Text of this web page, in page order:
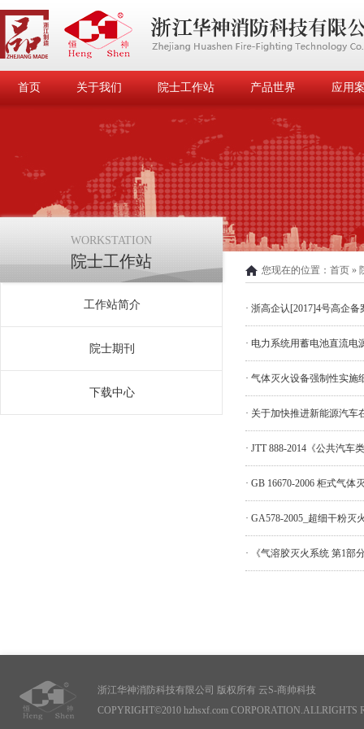
首页 关于我们 院士工作站 产品世界 应用
WORKSTATION
院士工作站
工作站简介
院士期刊
下载中心
您现在的位置： 首页 »
· 浙高企认[2017]4号高企备
· 电力系统用蓄电池直流
· 气体灭火设备强制性实施
· 关于加快推进新能源汽车
· JTT 888-2014《公共汽车
· GB 16670-2006 柜式气体
· GA578-2005_超细干粉灭
· 《气溶胶灭火系统 第1部
浙江华神消防科技有限公司 版权所有 云S-商帅科技
COPYRIGHT©2010 hzhsxf.com CORPORATION.ALLRIGHTS